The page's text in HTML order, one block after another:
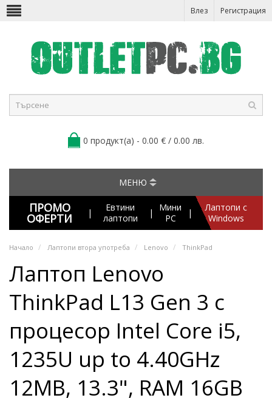
Влез Регистрация
0 продукт(а) - 0.00 € / 0.00 лв.
МЕНЮ
ПРОМО
ОФЕРТИ |
Евтини
лаптопи
|
Мини
PC
|
Лаптопи с
Windows
Начало Лаптопи втора употреба Lenovo ThinkPad
Лаптоп Lenovo
ThinkPad L13 Gen 3 с
процесор Intel Core i5,
1235U up to 4.40GHz
12MB, 13.3", RAM 16GB